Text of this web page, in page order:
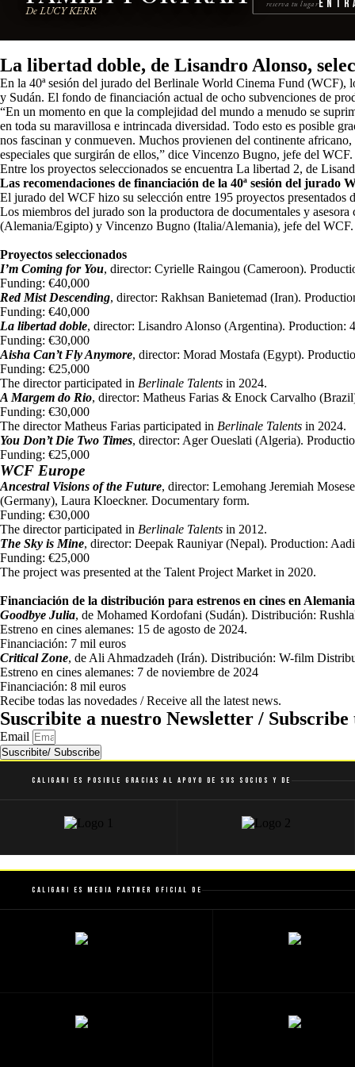
De LUCY KERR
reserva tu lugar
La libertad doble, de Lisandro Alonso,
En la 40ª sesión del jurado del Berlinale World Cinema Fund
y Sudán. El fondo de financiación actual de ocho subvenciones de
“En un momento en que la complejidad del mundo a menudo se
en toda su maravillosa e intrincada diversidad. Todo esto es posible
nos fascinan y conmueven. Muchos provienen del continente
especiales que surgirán de ellos,” dice Vincenzo Bugno, jefe del WCF.
Entre los proyectos seleccionados se encuentra La libertad 2, de
Las recomendaciones de financiación de la 40ª sesión del jurado
El jurado del WCF hizo su selección entre 195 proyectos presentados
Los miembros del jurado son la productora de documentales y
(Alemania/Egipto) y Vincenzo Bugno (Italia/Alemania), jefe del WCF.
Proyectos seleccionados
I’m Coming for You, director: Cyrielle Raingou (Cameroon).
Funding: €40,000
Red Mist Descending, director: Rakhsan Banietemad (Iran).
Funding: €40,000
La libertad doble, director: Lisandro Alonso (Argentina). Production:
Funding: €30,000
Aisha Can’t Fly Anymore, director: Morad Mostafa (Egypt).
Funding: €25,000
The director participated in Berlinale Talents in 2024.
A Margem do Rio, director: Matheus Farias & Enock Carvalho
Funding: €30,000
The director Matheus Farias participated in Berlinale Talents in 2024.
You Don’t Die Two Times, director: Ager Oueslati (Algeria).
Funding: €25,000
WCF Europe
Ancestral Visions of the Future, director: Lemohang Jeremiah
(Germany), Laura Kloeckner. Documentary form.
Funding: €30,000
The director participated in Berlinale Talents in 2012.
The Sky is Mine, director: Deepak Rauniyar (Nepal). Production:
Funding: €25,000
The project was presented at the Talent Project Market in 2020.
Financiación de la distribución para estrenos en cines en Alemania
Goodbye Julia, de Mohamed Kordofani (Sudán). Distribución:
Estreno en cines alemanes: 15 de agosto de 2024.
Financiación: 7 mil euros
Critical Zone, de Ali Ahmadzadeh (Irán). Distribución: W-film
Estreno en cines alemanes: 7 de noviembre de 2024
Financiación: 8 mil euros
Recibe todas las novedades / Receive all the latest news.
Suscribite a nuestro Newsletter /
Email
Suscribite/ Subscribe
Caligari es posible gracias al apoyo de sus socios y de
Caligari es Media Partner Oficial de